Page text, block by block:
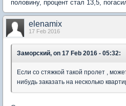
половину, процент стал 13,5,
elenamix
17 Feb 2016
Заморский, on 17 Feb 2016 - 05:32:
Если со стяжкой такой пролет ,
нибудь заказать на несколько